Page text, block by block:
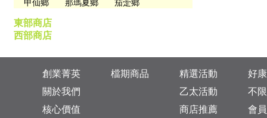
甲仙鄉
那瑪夏鄉 茄萣鄉
東部商店
西部商店
創業菁英
關於我們
核心價值
檔期商品
精選活動
乙太活動
商店推薦
好
不
會